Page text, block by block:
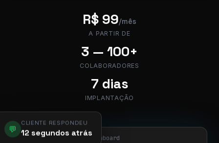
R$ 99/mês
A PARTIR DE
3 — 100+
COLABORADORES
7 dias
IMPLANTAÇÃO
💬
CLIENTE RESPONDEU
12 segundos atrás
app.pier.mobi/dashboard